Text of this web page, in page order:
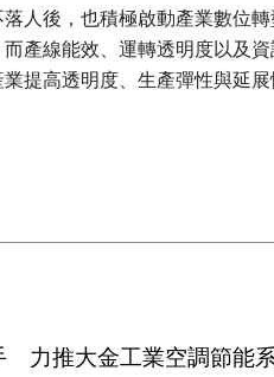
人後，也積極啟動產業數位
產線能效、運轉透明度以及
提高透明度、生產彈性與延展
力推大金工業空調節能